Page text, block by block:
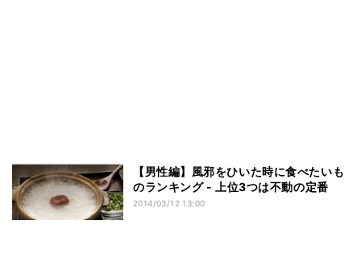
【男性編】風邪をひいた時に食べたいも
のランキング - 上位3つは不動の定番
2014/03/12 13:00